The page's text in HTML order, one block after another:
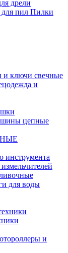
дрели
Пилки
и ключи свечные
и
цепные
инструмента
для воды
и